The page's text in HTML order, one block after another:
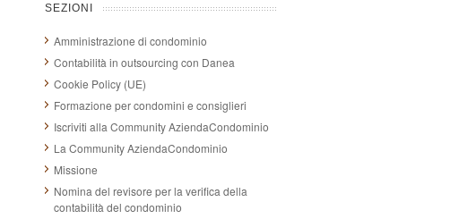
SEZIONI
Amministrazione di condominio
Contabilità in outsourcing con Danea
Cookie Policy (UE)
Formazione per condomini e consiglieri
Iscriviti alla Community AziendaCondominio
La Community AziendaCondominio
Missione
Nomina del revisore per la verifica della
contabilità del condominio